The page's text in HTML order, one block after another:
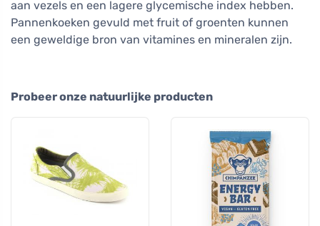
aan vezels en een lagere glycemische index hebben.
Pannenkoeken gevuld met fruit of groenten kunnen
een geweldige bron van vitamines en mineralen zijn.
Probeer onze natuurlijke producten